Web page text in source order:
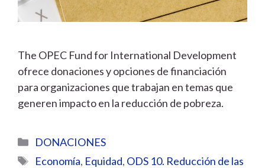
The OPEC Fund for International Development
ofrece donaciones y opciones de financiación
para organizaciones que trabajan en temas que
generen impacto en la reducción de pobreza.
Categorías
DONACIONES
Etiquetas
Economía, Equidad, ODS 10. Reducción de las